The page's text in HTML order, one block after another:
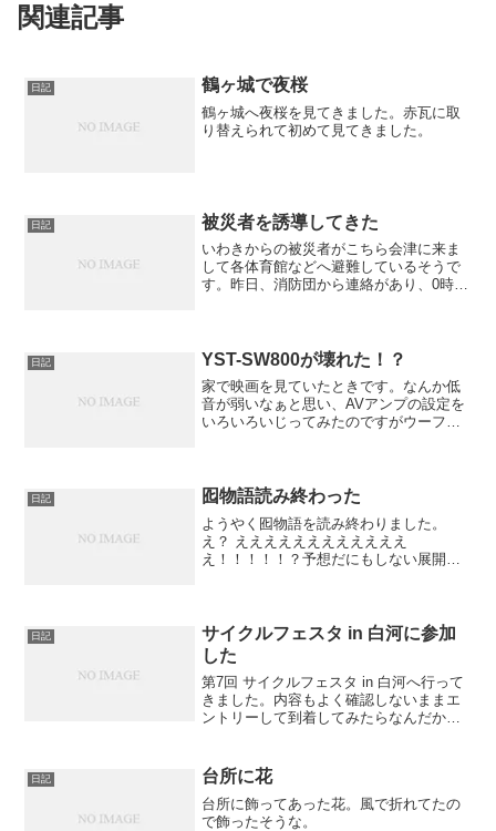
関連記事
日記 鶴ヶ城で夜桜
鶴ヶ城へ夜桜を見てきました。赤瓦に取
り替えられて初めて見てきました。
日記 被災者を誘導してきた
いわきからの被災者がこちら会津に来ま
して各体育館などへ避難しているそうで
す。昨日、消防団から連絡があり、0時か
出るなという報道でし...
日記 YST-SW800が壊れた！？
家で映画を見ていたときです。なんか低
音が弱いなぁと思い、AVアンプの設定を
いろいろいじってみたのですがウーファ
日記 囮物語読み終わった
ようやく囮物語を読み終わりました。
え？ ええええええええええええ
え！！！！！？予想だにもしない展開で
ので内容は語りません。
日記
サイクルフェスタ in 白河に参加
した
第7回 サイクルフェスタ in 白河へ行って
きました。内容もよく確認しないままエ
ントリーして到着してみたらなんだか、
アル、最高速度測定、スタンディングト
ライアルの3...
日記 台所に花
台所に飾ってあった花。風で折れてたの
で飾ったそうな。